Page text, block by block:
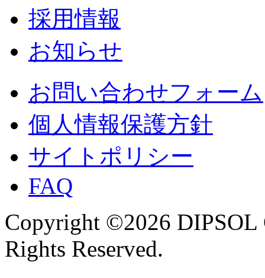
採用情報
お知らせ
お問い合わせフォーム
個人情報保護方針
サイトポリシー
FAQ
Copyright ©2026
Rights Reserved.